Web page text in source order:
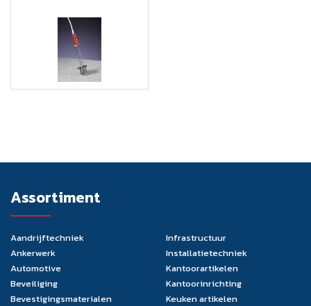
Assortiment
Aandrijftechniek
Ankerwerk
Automotive
Beveiliging
Bevestigingsmaterialen
Infrastructuur
Installatietechniek
Kantoorartikelen
Kantoorinrichting
Keuken artikelen